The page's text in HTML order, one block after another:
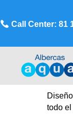
Call Center: 81
todo el